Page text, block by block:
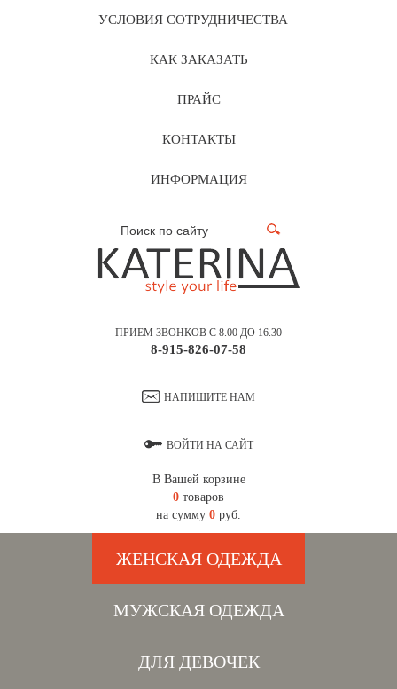
УСЛОВИЯ СОТРУДНИЧЕСТВА
КАК ЗАКАЗАТЬ
ПРАЙС
КОНТАКТЫ
ИНФОРМАЦИЯ
ПРИЕМ ЗВОНКОВ С 8.00 ДО 16.30
8-915-826-07-58
НАПИШИТЕ НАМ
ВОЙТИ НА САЙТ
В Вашей корзине
0 товаров
на сумму 0 руб.
ЖЕНСКАЯ ОДЕЖДА
МУЖСКАЯ ОДЕЖДА
ДЛЯ ДЕВОЧЕК